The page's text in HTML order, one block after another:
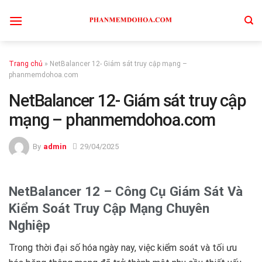
Trang chủ » NetBalancer 12- Giám sát truy cập mạng –
phanmemdohoa.com
NetBalancer 12- Giám sát truy cập
mạng – phanmemdohoa.com
By admin 29/04/2025
NetBalancer 12 – Công Cụ Giám Sát Và
Kiểm Soát Truy Cập Mạng Chuyên
Nghiệp
Trong thời đại số hóa ngày nay, việc kiểm soát và tối ưu